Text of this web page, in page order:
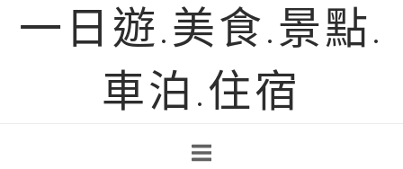
一日遊.美食.景點.
車泊.住宿